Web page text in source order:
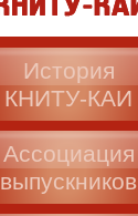
История
КНИТУ-КАИ
Ассоциация
выпускников